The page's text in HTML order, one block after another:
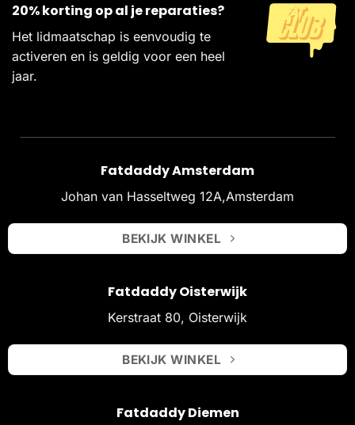
20% korting op al je reparaties?
Het lidmaatschap is eenvoudig te
activeren en is geldig voor een heel
jaar.
Fatdaddy Amsterdam
Johan van Hasseltweg 12A,Amsterdam
BEKIJK WINKEL
Fatdaddy Oisterwijk
Kerstraat 80, Oisterwijk
BEKIJK WINKEL
Fatdaddy Diemen